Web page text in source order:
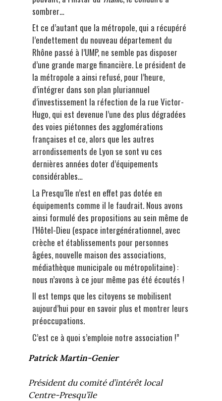
sombrer…
Et ce d’autant que la métropole, qui a récupéré
l’endettement du nouveau département du
Rhône passé à l’UMP, ne semble pas disposer
d’une grande marge financière. Le président de
la métropole a ainsi refusé, pour l’heure,
d’intégrer dans son plan pluriannuel
d’investissement la réfection de la rue Victor-
Hugo, qui est devenue l’une des plus dégradées
des voies piétonnes des agglomérations
françaises et ce, alors que les autres
arrondissements de Lyon se sont vu ces
dernières années doter d’équipements
considérables…
La Presqu’île n’est en effet pas dotée en
équipements comme il le faudrait. Nous avons
ainsi formulé des propositions au sein même de
l’Hôtel-Dieu (espace intergénérationnel, avec
crèche et établissements pour personnes
âgées, nouvelle maison des associations,
médiathèque municipale ou métropolitaine) :
nous n’avons à ce jour même pas été écoutés !
Il est temps que les citoyens se mobilisent
aujourd’hui pour en savoir plus et montrer leurs
préoccupations.
C’est ce à quoi s’emploie notre association !”
Patrick Martin-Genier
Président du comité d’intérêt local
Centre-Presqu’île